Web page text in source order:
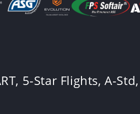
5-Star Flights, A-